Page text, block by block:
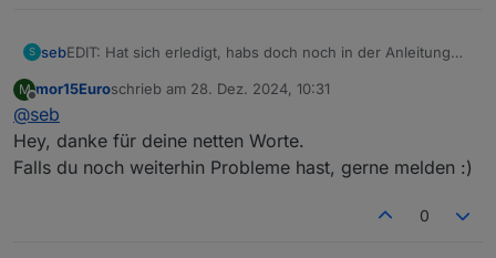
S sebEDIT: Hat sich erledigt, habs doch noch in der Anleitung
M
Offline
mor15Euroschrieb am 28. Dez. 2024, 10:31
zuletzt editiert von
@seb
Hey, danke für deine netten Worte.
Falls du noch weiterhin Probleme hast, gerne melden :)
0